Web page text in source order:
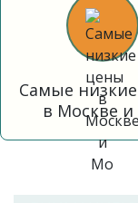
Самые
в Москве